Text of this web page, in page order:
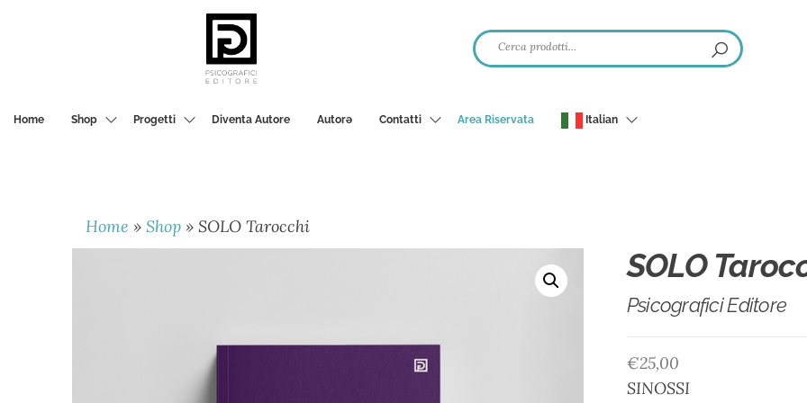
Home
Shop Progetti Diventa Autore Autorә Contatti Area Riservata Italian
Home » Shop » SOLO Tarocchi
SOLO
Psicografici Editore
€25,00
SINOSSI